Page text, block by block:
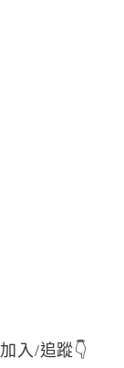
加入/追蹤👇